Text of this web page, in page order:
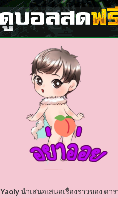
Yaoiyนำเสนอเสนอเรื่องราวของ ดา